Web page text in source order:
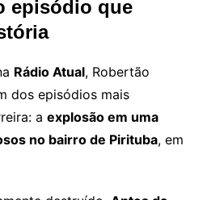
episódio que
Rádio Atual, Robertão
dos episódios mais
a explosão em uma
no bairro de Pirituba, em